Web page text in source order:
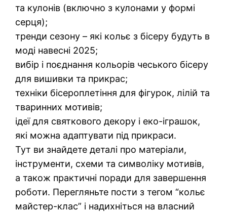
та кулонів (включно з кулонами у формі
серця);
тренди сезону – які кольє з бісеру будуть в
моді навесні 2025;
вибір і поєднання кольорів чеського бісеру
для вишивки та прикрас;
техніки бісероплетіння для фігурок, лілій та
тваринних мотивів;
ідеї для святкового декору і еко-іграшок,
які можна адаптувати під прикраси.
Тут ви знайдете деталі про матеріали,
інструменти, схеми та символіку мотивів,
а також практичні поради для завершення
роботи. Перегляньте пости з тегом “кольє
майстер-клас” і надихніться на власний